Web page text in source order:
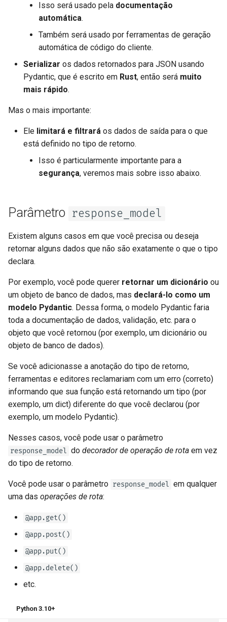
Ambiente
Callbacks na OpenAPI
Webhooks OpenAPI
Adicionando WSGI - Flask,
Django, entre outros
Tipos Avançados de Python
JSON com bytes em Base64
Content-Type
Isso será usado pela documentação
automática.
Também será usado por ferramentas de geração
automática de código do cliente.
Serializar os dados retornados para JSON usando
Pydantic, que é escrito em Rust, então será muito
mais rápido.
Mas o mais importante:
Ele limitará e filtrará os dados de saída para o que
está definido no tipo de retorno.
Isso é particularmente importante para a
segurança, veremos mais sobre isso abaixo.
Parâmetro response_model
Existem alguns casos em que você precisa ou deseja
retornar alguns dados que não são exatamente o que o tipo
declara.
Por exemplo, você pode querer retornar um dicionário ou
um objeto de banco de dados, mas declará-lo como um
modelo Pydantic. Dessa forma, o modelo Pydantic faria
toda a documentação de dados, validação, etc. para o
objeto que você retornou (por exemplo, um dicionário ou
objeto de banco de dados).
Se você adicionasse a anotação do tipo de retorno,
ferramentas e editores reclamariam com um erro (correto)
informando que sua função está retornando um tipo (por
exemplo, um dict) diferente do que você declarou (por
exemplo, um modelo Pydantic).
Nesses casos, você pode usar o parâmetro
response_model do decorador de operação de rota em vez
do tipo de retorno.
Você pode usar o parâmetro response_model em qualquer
uma das operações de rota:
@app.get()
@app.post()
@app.put()
@app.delete()
etc.
Python 3.10+